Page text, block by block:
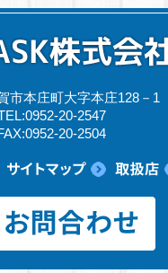
市本庄町大字本庄128－1
20-2547
20-2504